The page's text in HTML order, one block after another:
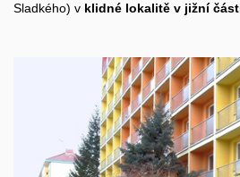
Sladkého) v klidné lokalitě v jižní